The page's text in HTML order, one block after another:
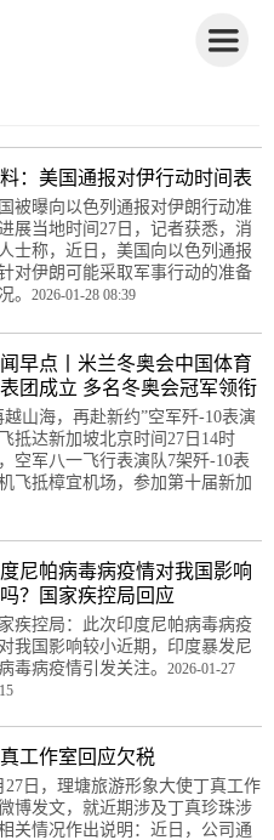
：美国通报对伊行动时间表
被曝向以色列通报对伊朗行动准
展当地时间27日，记者获悉，消
士称，近日，美国向以色列通报
对伊朗可能采取军事行动的准备
。 2026-01-28 08:39
早点丨米兰冬奥会中国体育
团成立 多名冬奥会冠军领衔
越山海，再赴新约”空军歼-10表演
抵达新加坡北京时间27日14时
空军八一飞行表演队7架歼-10表
飞抵樟宜机场，参加第十届新加
尼帕病毒病疫情对我国影响
？国家疾控局回应
疾控局：此次印度尼帕病毒病疫
我国影响较小近期，印度暴发尼
毒病疫情引发关注。 2026-01-27
工作室回应欠税
27日，理塘旅游形象大使丁真工作
博发文，就近期涉及丁真珍珠涉
关情况作出说明：近日，公司通